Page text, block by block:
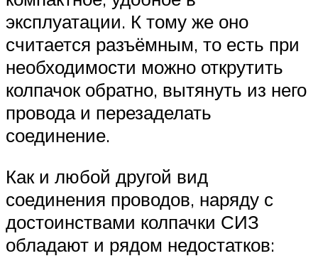
эксплуатации. К тому же оно
считается разъёмным, то есть при
необходимости можно открутить
колпачок обратно, вытянуть из него
провода и перезаделать
соединение.
Как и любой другой вид
соединения проводов, наряду с
достоинствами колпачки СИЗ
обладают и рядом недостатков: